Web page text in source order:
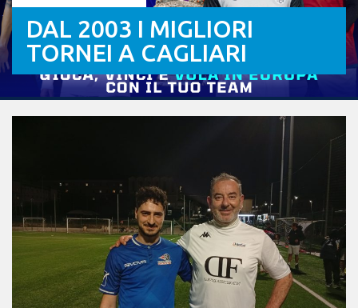
DAL 2003 I MIGLIORI
TORNEI A CAGLIARI